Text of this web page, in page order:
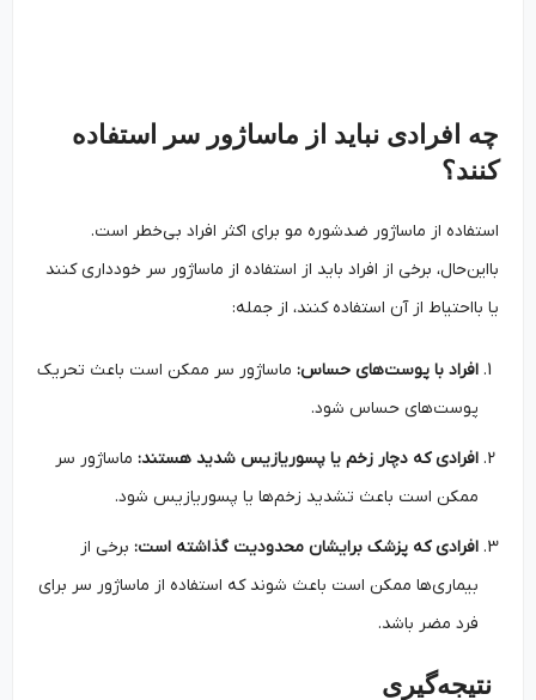
چه افرادی نباید از ماساژور سر استفاده
کنند؟
استفاده از ماساژور ضدشوره مو برای اکثر افراد بی‌خطر است.
بااین‌حال، برخی از افراد باید از استفاده از ماساژور سر خودداری کنند
یا بااحتیاط از آن استفاده کنند، از جمله:
افراد با پوست‌های حساس:ماساژور سر ممکن است باعث تحریک
پوست‌های حساس شود.
افرادی که دچار زخم یا پسوریازیس شدید هستند:ماساژور سر
ممکن است باعث تشدید زخم‌ها یا پسوریازیس شود.
افرادی که پزشک برایشان محدودیت گذاشته است:برخی از
بیماری‌ها ممکن است باعث شوند که استفاده از ماساژور سر برای
فرد مضر باشد.
نتیجه‌گیری